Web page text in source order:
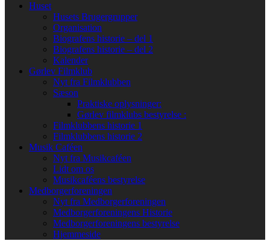
Huset
Husets Brugergrupper
Organisation
Biografens historie – del 1
Biografens historie – del 2
Kalender
Gørlev Filmklub
Nyt fra Filmklubben
Sæson
Praktiske oplysninger:
Gørlev filmklubs bestyrelse :
Filmklubbens historie 1
Filmklubbens historie 2
Musik Caféen
Nyt fra Musikcaféen
Lidt om os
Musikcaféens bestyrelse
Medborgerforeningen
Nyt fra Medborgerforeningen
Medborgerforeningens Historie
Medborgerforeningens bestyrelse
Hjemmeside